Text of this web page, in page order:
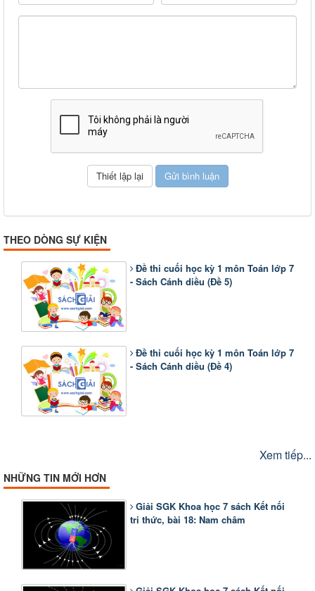
THEO DÒNG SỰ KIỆN
Đề thi cuối học kỳ 1 môn Toán lớp 7
- Sách Cánh diều (Đề 5)
Đề thi cuối học kỳ 1 môn Toán lớp 7
- Sách Cánh diều (Đề 4)
Xem tiếp...
NHỮNG TIN MỚI HƠN
Giải SGK Khoa học 7 sách Kết nối
tri thức, bài 18: Nam châm